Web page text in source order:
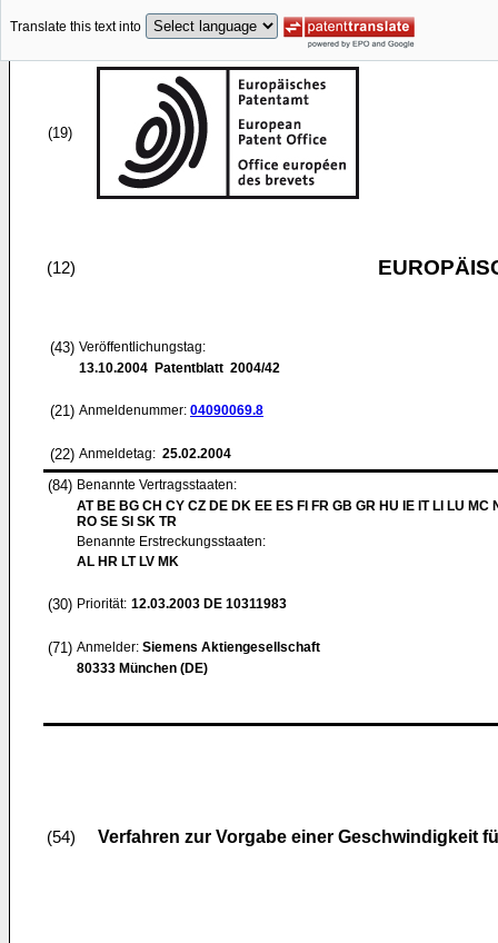
Translate this text into
(19)
(12)
(43) Veröffentlichungstag:
13.10.2004 Patentblatt 2004/42
(21) Anmeldenummer: 04090069.8
(22) Anmeldetag: 25.02.2004
(84) Benannte Vertragsstaaten:
AT BE BG CH CY CZ DE DK EE ES FI FR GB GR HU IE IT LI LU MC
RO SE SI SK TR
Benannte Erstreckungsstaaten:
AL HR LT LV MK
(30) Priorität: 12.03.2003 DE 10311983
(71) Anmelder: Siemens Aktiengesellschaft
80333 München (DE)
(54) Verfahren zur Vorgabe einer Geschwindigkeit